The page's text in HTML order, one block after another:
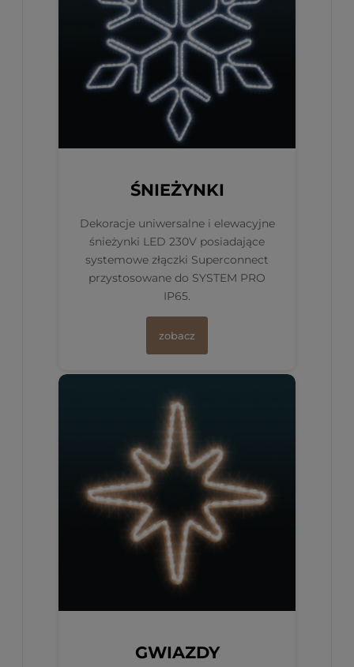
ŚNIEŻYNKI
Dekoracje uniwersalne i elewacyjne
śnieżynki LED 230V posiadające
systemowe złączki Superconnect
przystosowane do SYSTEM PRO
IP65.
zobacz
GWIAZDY